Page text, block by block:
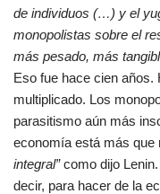
de individuos (…) y el
monopolistas sobre el
más pesado, más
Eso fue hace cien
multiplicado. Los
parasitismo aún más
economía está más que
integral”como dijo
decir, para hacer de la